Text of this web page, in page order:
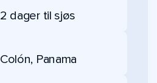
2 dager til sjøs
Colón, Panama